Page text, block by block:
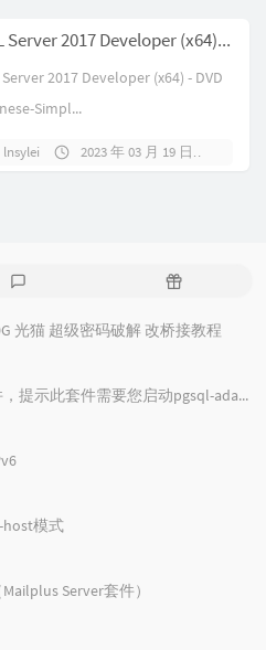
SQL Server 2017 Developer (x64) - DVD (Chinese-Simplified)
Server 2017 Developer (x64) - DVD
Simpl...
lnsylei 2023 年 03 月 19 日
评
论
随
文
章
光猫 超级密码破解 改桥接教程
群晖无法启动安装套件，提示此套件需要您启动pgsql-adapter.service
host模式
Server套件）